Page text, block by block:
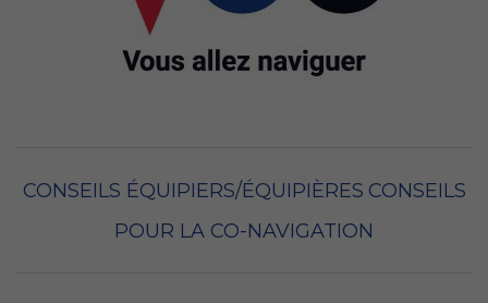
CONSEILS ÉQUIPIERS/ÉQUIPIÈRES CONSEILS
POUR LA CO-NAVIGATION